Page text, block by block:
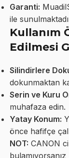
Garanti:
ile
Kullanım
Edilmesi
Silindirlere
dokunmaktan
Serin ve Kuru
muhafaza edin.
Yatay Konum:
önce hafifçe
NOT: CANON